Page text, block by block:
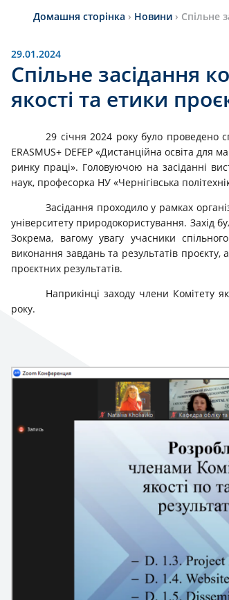
Домашня сторінка › Новини › Спільне
29.01.2024
Спільне засідання
якості та етики
29 січня 2024 року було проведено
ERASMUS+ DEFEP «Дистанційна освіта для
ринку праці». Головуючою на засіданні
наук, професорка НУ «Чернігівська
Засідання проходило у рамках
університету природокористування. Захід
Зокрема, вагому увагу учасники
виконання завдань та результатів
проєктних результатів.
Наприкінці заходу члени Комітету
року.